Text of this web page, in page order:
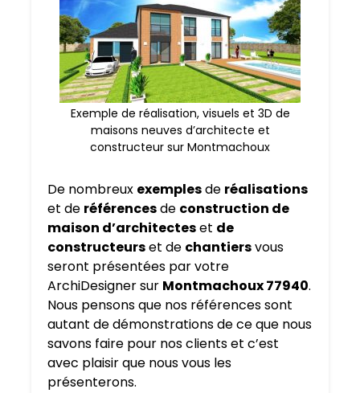
Exemple de réalisation, visuels et 3D de
maisons neuves d’architecte et
constructeur sur Montmachoux
De nombreux exemplesde réalisations
et de référencesde construction de
maison d’architecteset de
constructeurset de chantiersvous
seront présentées par votre
ArchiDesigner sur Montmachoux 77940.
Nous pensons que nos références sont
autant de démonstrations de ce que nous
savons faire pour nos clients et c’est
avec plaisir que nous vous les
présenterons.